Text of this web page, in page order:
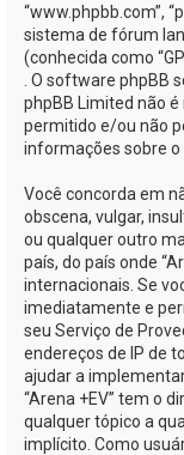
“www.phpbb.com”,
sistema de fórum
(conhecida como
. O software phpBB
phpBB Limited não
permitido e/ou não
informações sobre o
Você concorda em
obscena, vulgar,
ou qualquer outro
país, do país onde
internacionais. Se
imediatamente e
seu Serviço de
endereços de IP de
ajudar a
“Arena +EV” tem o
qualquer tópico a
implícito. Como